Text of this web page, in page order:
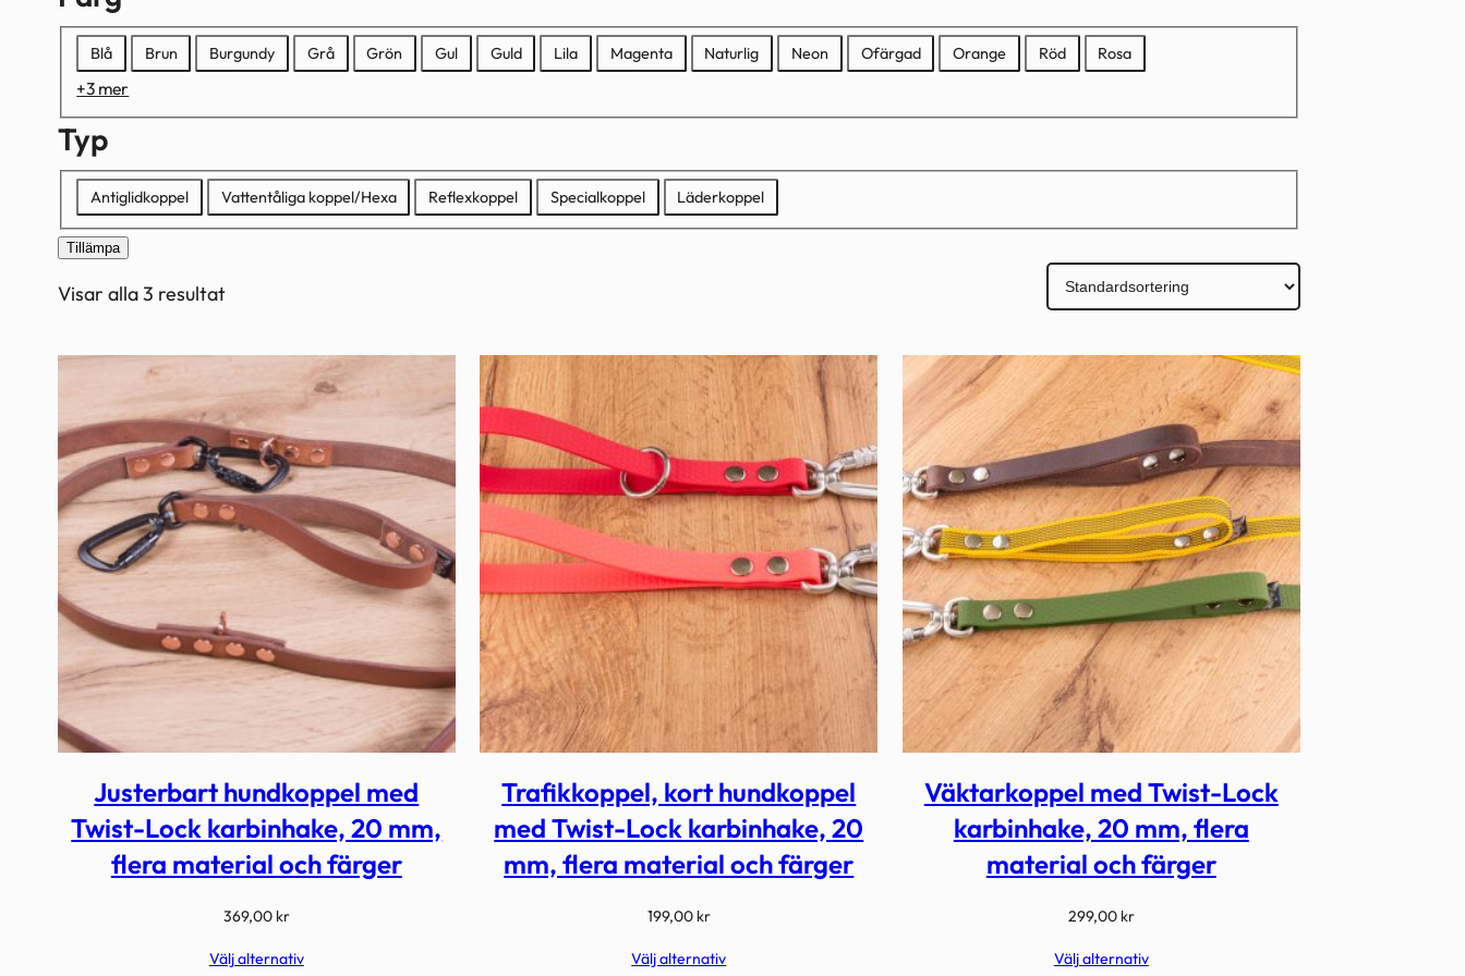
Färg
Blå Brun Burgundy Grå Grön Gul Guld Lila Magenta Naturlig Neon Ofärgad Orange Röd Rosa
+3 mer
Typ
Typ
Antiglidkoppel Vattentåliga koppel/Hexa Reflexkoppel Specialkoppel Läderkoppel
Tillämpa
Visar alla 3 resultat
Justerbart hundkoppel med
Twist-Lock karbinhake, 20 mm,
flera material och färger
369,00 kr
Välj alternativ
Trafikkoppel, kort hundkoppel
med Twist-Lock karbinhake, 20
mm, flera material och färger
199,00 kr
Välj alternativ
Väktarkoppel med Twist-Lock
karbinhake, 20 mm, flera
material och färger
299,00 kr
Välj alternativ